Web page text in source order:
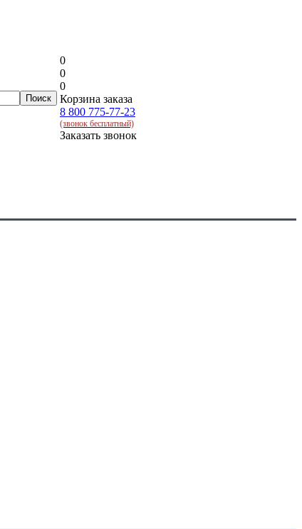
0
0
0
Корзина заказа
8 800 775-77-23
(звонок бесплатный)
Заказать звонок